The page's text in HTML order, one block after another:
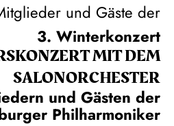
und Gäste der
3. Winterkonzert
MIT DEM
SALON­ORCHESTER
und Gästen der
Philharmoniker